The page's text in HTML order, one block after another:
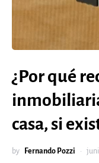
¿Por qué
casa, si
by Fernando Pozzi